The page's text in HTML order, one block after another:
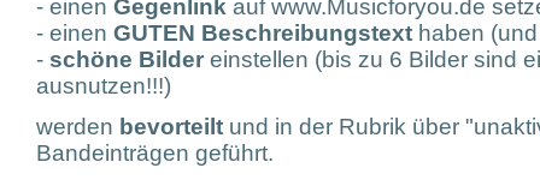
- einen Gegenlink auf www.Musicforyou.de
- einen GUTEN Beschreibungstext haben
- schöne Bilder einstellen (bis zu 6 Bilder sind
ausnutzen!!!)
werden bevorteilt und in der Rubrik über
Bandeinträgen geführt.